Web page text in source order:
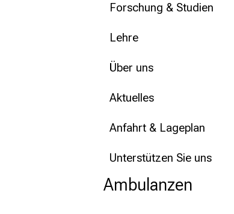
Forschung & Studien
Lehre
Über uns
Aktuelles
Anfahrt & Lageplan
Unterstützen Sie uns
Ambulanzen